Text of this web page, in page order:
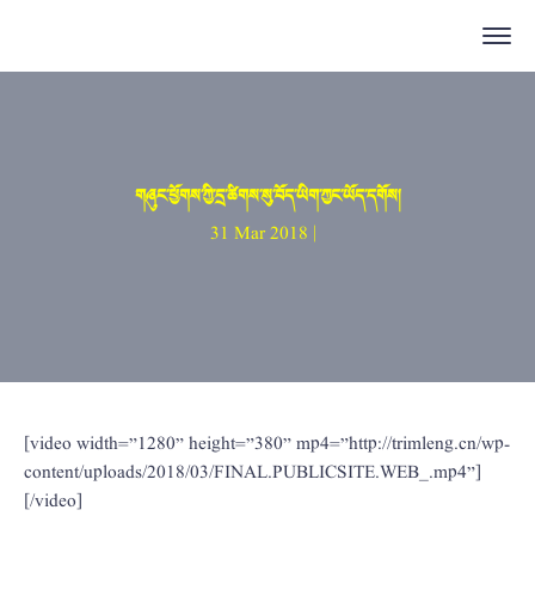
གཞུང་ཕྱོགས་ཀྱི་དྲ་ཚིགས་སུ་བོད་ཡིག་ཀྱང་ཡོད་དགོས།
31 Mar 2018 |
[video width=”1280” height=”380” mp4=”http://trimleng.cn/wp-
content/uploads/2018/03/FINAL.PUBLICSITE.WEB_.mp4”]
[/video]